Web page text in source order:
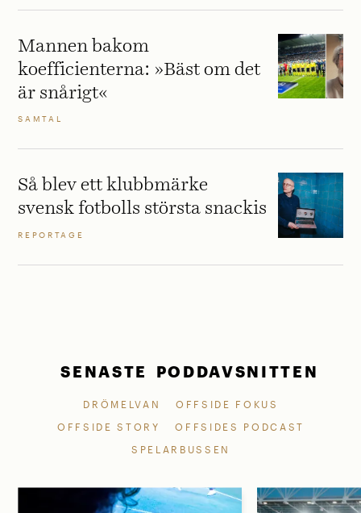
Mannen bakom
koefficienterna: »Bäst om det
är snårigt«
SAMTAL
Så blev ett klubbmärke
svensk fotbolls största snackis
REPORTAGE
SENASTE PODDAVSNITTEN
DRÖMELVAN
OFFSIDE FOKUS
OFFSIDE STORY
OFFSIDES PODCAST
SPELARBUSSEN